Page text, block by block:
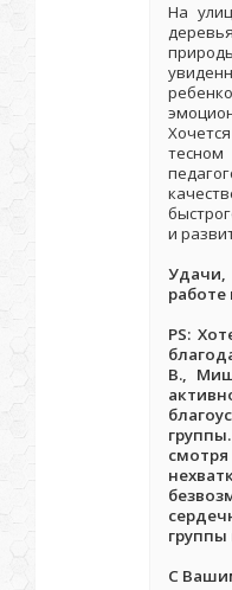
На
и
PS:
В.,
группы
С